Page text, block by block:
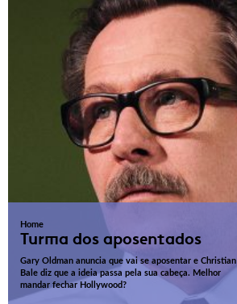
Home
Turma dos aposentados
Gary Oldman anuncia que vai se aposentar e Christian
Bale diz que a ideia passa pela sua cabeça. Melhor
mandar fechar Hollywood?